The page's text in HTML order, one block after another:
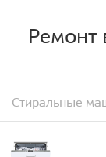
Ремонт
Стиральные